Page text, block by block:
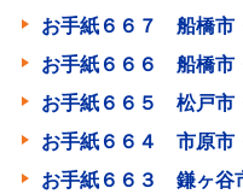
お手紙６６７ 船橋市
お手紙６６６ 船橋市
お手紙６６５ 松戸市
お手紙６６４ 市原市
お手紙６６３ 鎌ヶ谷